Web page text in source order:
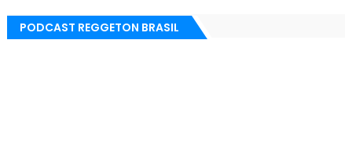
PODCAST REGGETON BRASIL